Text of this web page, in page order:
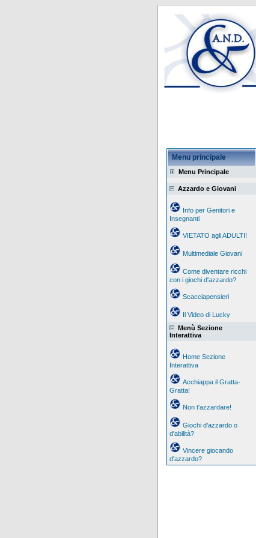
Menu principale
Menu Principale
Azzardo e Giovani
Info per Genitori e
Insegnanti
VIETATO agli ADULTI!
Multimediale Giovani
Come diventare ricchi
con i giochi d'azzardo?
Scacciapensieri
Il Video di Lucky
Menù Sezione
Interattiva
Home Sezione
Interattiva
Acchiappa il Gratta-
Gratta!
Non t'azzardare!
Giochi d'azzardo o
d'abilità?
Vincere giocando
d'azzardo?